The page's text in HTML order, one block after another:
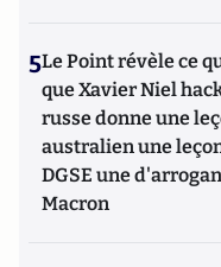
5Le Point révèle ce
que Xavier Niel
russe donne une
australien une
DGSE une
Macron